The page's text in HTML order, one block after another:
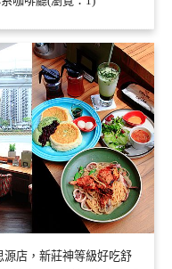
源店，新莊神等級好吃舒